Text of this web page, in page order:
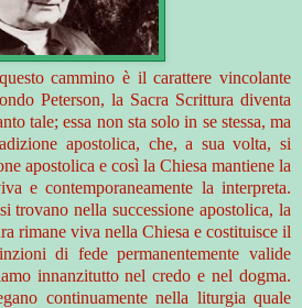
cammino è il carattere vincolante
Peterson, la Sacra Scrittura diventa
tale; essa non sta solo in se stessa, ma
apostolica, che, a sua volta, si
apostolica e così la Chiesa mantiene la
e contemporaneamente la interpreta.
trovano nella successione apostolica, la
rimane viva nella Chiesa e costituisce il
di fede permanentemente valide
innanzitutto nel credo e nel dogma.
continuamente nella liturgia quale